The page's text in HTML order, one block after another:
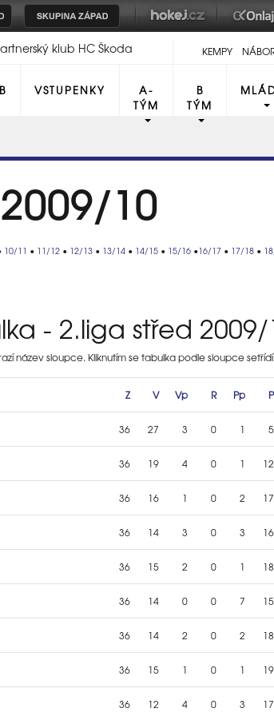
klub HC Škoda
KEMPY
VSTUPENKY
A-
TÝM
B
TÝM
10
10/11 • 11/12 • 12/13 • 13/14 • 14/15 • 15/16 •16/17 • 17/18 •
- 2.liga střed 2009/
název sloupce. Kliknutím se tabulka podle sloupce
Z V Vp R Pp P
36 27 3 0 1 5
36 19 4 0 1 12
36 16 1 0 2 17
36 14 3 0 3 16
36 15 2 0 1 18
36 14 0 0 7 15
36 14 2 0 2 18
36 15 1 0 1 19
36 12 4 0 3 17